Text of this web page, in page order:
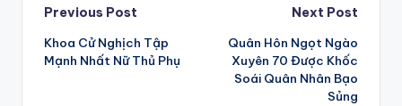
Post
navigation
Previous Post
Khoa Cử Nghịch Tập
Mạnh Nhất Nữ Thủ Phụ
Next Post
Quân Hôn Ngọt Ngào
Xuyên 70 Được Khốc
Soái Quân Nhân Bạo
Sủng